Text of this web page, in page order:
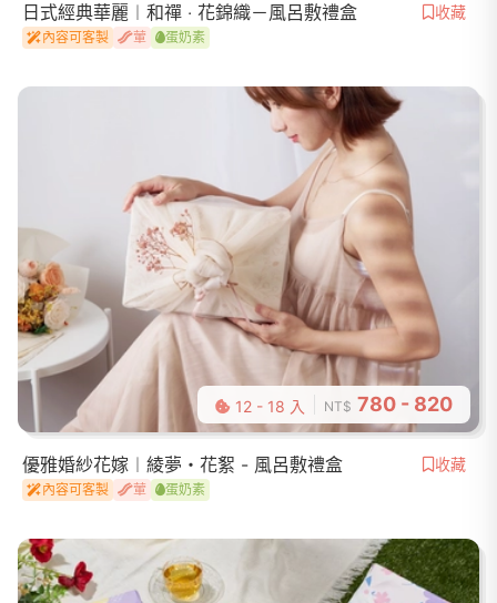
日式經典華麗︱和禪 ‧ 花錦織－風呂敷禮盒 收藏
內容可客製 葷 蛋奶素
12 - 18 入 NT$ 780 - 820
優雅婚紗花嫁︱綾夢・花絮 - 風呂敷禮盒 收藏
內容可客製 葷 蛋奶素